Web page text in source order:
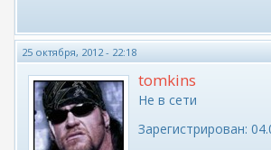
25 октября, 2012 - 22:18
tomkins
Не в сети
Зарегистрирован: